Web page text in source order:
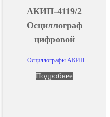
АКИП-4119/2
Осциллограф
цифровой
Осциллографы АКИП
Подробнее